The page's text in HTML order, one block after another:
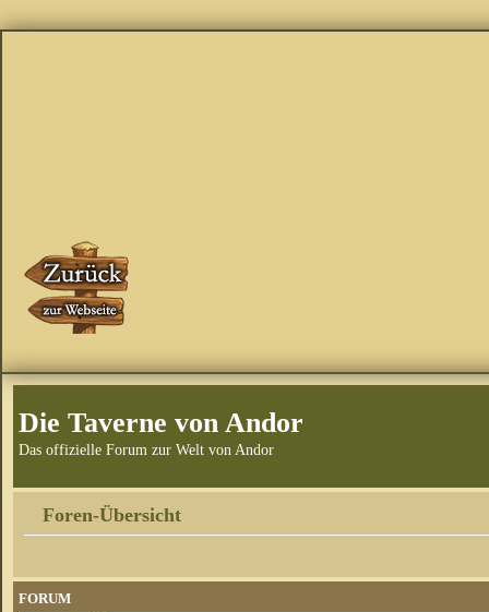
Die Taverne von Andor
Das offizielle Forum zur Welt von Andor
Foren-Übersicht
FORUM